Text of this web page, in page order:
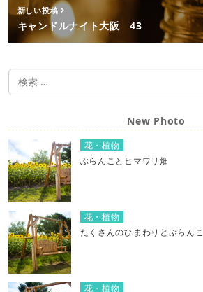
新しい投稿
キャンドルナイト大阪 43
検
索
New Photo
花・植物
ぶらんことヒマワリ畑
花・植物
たくさんのひまわりとぶらんこ
花・植物